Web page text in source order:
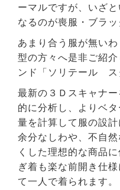
ーマルですが、いざ
なるのが喪服・ブラッ
あまり合う服が無い
型の方々へ是非ご紹
ンド「ソリテール ス
最新の３Ｄスキャナ
的に分析し、よりベ
量を計算して服の設計
余分なしわや、不自
くした理想的な商品
ぎ着も楽な前開き仕
て一人で着られます。